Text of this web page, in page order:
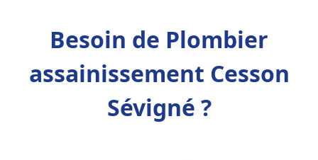
Besoin de Plombier
assainissement Cesson
Sévigné ?